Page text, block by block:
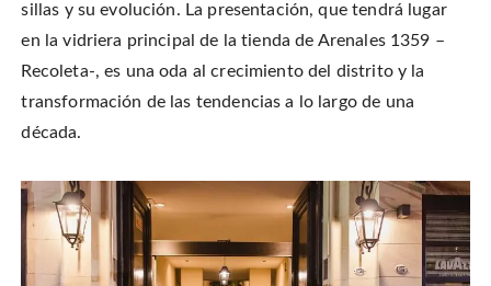
sillas y su evolución. La presentación, que tendrá lugar
en la vidriera principal de la tienda de Arenales 1359 –
Recoleta-, es una oda al crecimiento del distrito y la
transformación de las tendencias a lo largo de una
década.